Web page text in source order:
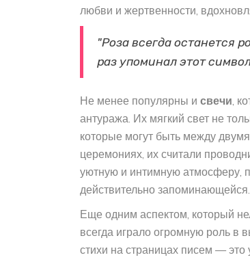
любви и жертвенности,
"Роза всегда останется
раз упоминал этот
Не менее популярны и свечи ,
антуража. Их мягкий свет не
которые могут быть между
церемониях, их считали
уютную и интимную атмосферу,
действительно запоминающейся.
Еще одним аспектом, который
всегда играло огромную роль
стихи на страницах писем — это